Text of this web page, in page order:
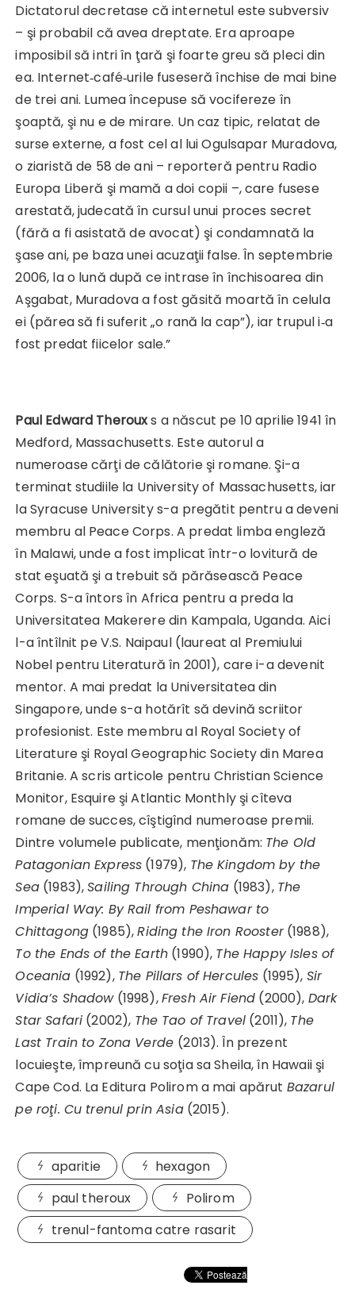
Dictatorul decretase că internetul este subversiv
– şi probabil că avea dreptate. Era aproape
imposibil să intri în ţară şi foarte greu să pleci din
ea. Internet‑café‑urile fuseseră închise de mai bine
de trei ani. Lumea începuse să vocifereze în
şoaptă, şi nu e de mirare. Un caz tipic, relatat de
surse externe, a fost cel al lui Ogulsapar Muradova,
o ziaristă de 58 de ani – reporteră pentru Radio
Europa Liberă şi mamă a doi copii –, care fusese
arestată, judecată în cursul unui proces secret
(fără a fi asistată de avocat) şi condamnată la
şase ani, pe baza unei acuzaţii false. În septembrie
2006, la o lună după ce intrase în închisoarea din
Aşgabat, Muradova a fost găsită moartă în celula
ei (părea să fi suferit „o rană la cap”), iar trupul i‑a
fost predat fiicelor sale.”
Paul Edward Therouxs a născut pe 10 aprilie 1941 în
Medford, Massachusetts. Este autorul a
numeroase cărţi de călătorie şi romane. Şi-a
terminat studiile la University of Massachusetts, iar
la Syracuse University s-a pregătit pentru a deveni
membru al Peace Corps. A predat limba engleză
în Malawi, unde a fost implicat într-o lovitură de
stat eşuată şi a trebuit să părăsească Peace
Corps. S-a întors în Africa pentru a preda la
Universitatea Makerere din Kampala, Uganda. Aici
l-a întîlnit pe V.S. Naipaul (laureat al Premiului
Nobel pentru Literatură în 2001), care i-a devenit
mentor. A mai predat la Universitatea din
Singapore, unde s-a hotărît să devină scriitor
profesionist. Este membru al Royal Society of
Literature şi Royal Geographic Society din Marea
Britanie. A scris articole pentru Christian Science
Monitor, Esquire şi Atlantic Monthly şi cîteva
romane de succes, cîştigînd numeroase premii.
Dintre volumele publicate, menţionăm: The Old
Patagonian Express (1979), The Kingdom by the
Sea(1983),Sailing Through China (1983), The
Imperial Way: By Rail from Peshawar to
Chittagong (1985),Riding the Iron Rooster(1988),
To the Ends of the Earth (1990), The Happy Isles of
Oceania (1992), The Pillars of Hercules (1995), Sir
Vidia’s Shadow(1998),Fresh Air Fiend (2000), Dark
Star Safari (2002), The Tao of Travel (2011), The
Last Train to Zona Verde (2013). În prezent
locuieşte, împreună cu soţia sa Sheila, în Hawaii şi
Cape Cod. La Editura Polirom a mai apărut Bazarul
pe roţi. Cu trenul prin Asia(2015).
aparitie
hexagon
paul theroux
Polirom
trenul-fantoma catre rasarit